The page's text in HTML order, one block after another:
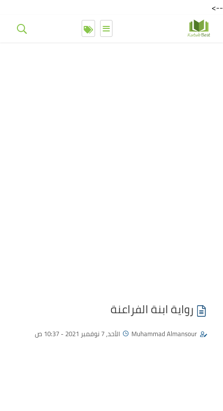
-->
≡
رواية ابنة الفراعنة
Muhammad Almansour الأحد, 7 نوفمبر 2021 - 10:37 ص